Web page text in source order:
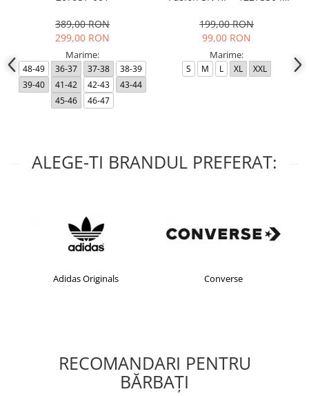
389,00 RON
299,00 RON
Marime:
48-49 36-37 37-38
38-39
39-40
41-42 42-43
43-44
45-46
46-47
199,00 RON
99,00 RON
Marime:
S M L XL XXL
ALEGE-TI BRANDUL PREFERAT:
Adidas Originals Converse
RECOMANDARI PENTRU
BĂRBAŢI